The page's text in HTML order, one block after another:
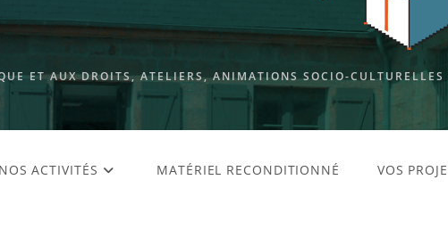
ET AUX DROITS, ATELIERS, ANIMATIONS SOCIO-
NOS ACTIVITÉS MATÉRIEL RECONDITIONNÉ VOS